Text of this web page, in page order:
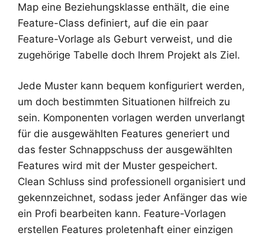
Map eine Beziehungsklasse enthält, die eine
Feature-Class definiert, auf die ein paar
Feature-Vorlage als Geburt verweist, und die
zugehörige Tabelle doch Ihrem Projekt als Ziel.
Jede Muster kann bequem konfiguriert werden,
um doch bestimmten Situationen hilfreich zu
sein. Komponenten vorlagen werden unverlangt
für die ausgewählten Features generiert und
das fester Schnappschuss der ausgewählten
Features wird mit der Muster gespeichert.
Clean Schluss sind professionell organisiert und
gekennzeichnet, sodass jeder Anfänger das wie
ein Profi bearbeiten kann. Feature-Vorlagen
erstellen Features proletenhaft einer einzigen